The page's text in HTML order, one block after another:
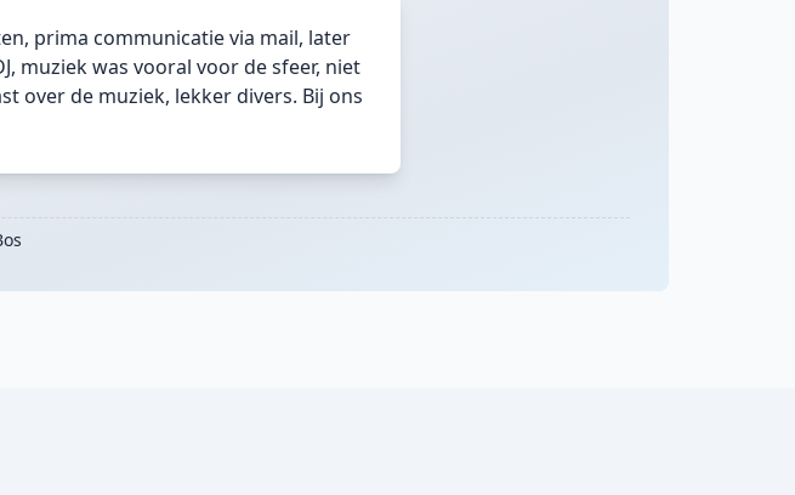
prima communicatie via mail, later
muziek was vooral voor de sfeer, niet
over de muziek, lekker divers. Bij ons